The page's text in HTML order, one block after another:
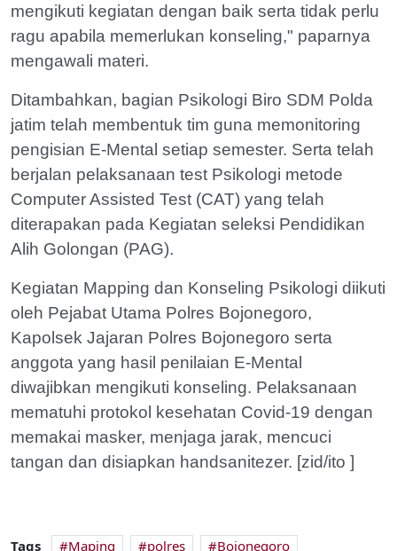
mengikuti kegiatan dengan baik serta tidak perlu
ragu apabila memerlukan konseling," paparnya
mengawali materi.
Ditambahkan, bagian Psikologi Biro SDM Polda
jatim telah membentuk tim guna memonitoring
pengisian E-Mental setiap semester. Serta telah
berjalan pelaksanaan test Psikologi metode
Computer Assisted Test (CAT) yang telah
diterapakan pada Kegiatan seleksi Pendidikan
Alih Golongan (PAG).
Kegiatan Mapping dan Konseling Psikologi diikuti
oleh Pejabat Utama Polres Bojonegoro,
Kapolsek Jajaran Polres Bojonegoro serta
anggota yang hasil penilaian E-Mental
diwajibkan mengikuti konseling. Pelaksanaan
mematuhi protokol kesehatan Covid-19 dengan
memakai masker, menjaga jarak, mencuci
tangan dan disiapkan handsanitezer. [zid/ito ]
Tags Maping polres Bojonegoro